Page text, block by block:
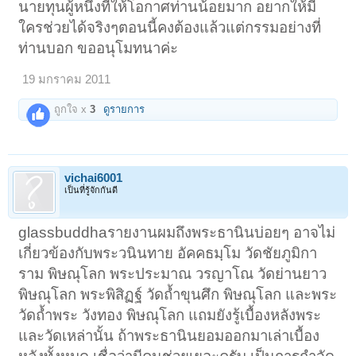
นายทุนผู้หนึ่งที่ให้โอกาศท่านน้อยมาก อยากให้มี
ใครช่วยได้จริงๆตอนนี้คงต้องแล้วแต่กรรมอย่างที่
ท่านบอก ขออนุโมทนาค่ะ
19 มกราคม 2011
ถูกใจ x3 ดูรายการ
vichai6001
เป็นที่รู้จักกันดี
glassbuddhaรายงานผมถึงพระธานินบ่อยๆ อาจไม่
เกี่ยวข้องกับพระวนินทาย อัคคธมฺโม วัดชัยภูมิกา
ราม พิษณุโลก พระประมาณ วรญาโณ วัดย่านยาว
พิษณุโลก พระพิสิฏฐ์ วัดถ้ำขุนศึก พิษณุโลก และพระ
วัดถ้ำพระ วังทอง พิษณุโลก แถมยังรู้เบื้องหลังพระ
และวัดเหล่านั้น ถ้าพระธานินยอมออกมาเล่าเบื้อง